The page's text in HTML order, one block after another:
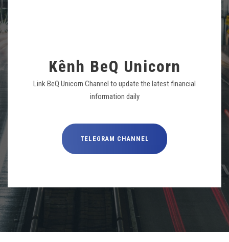
Kênh BeQ Unicorn
Link BeQ Unicorn Channel to update the latest financial
information daily
TELEGRAM CHANNEL